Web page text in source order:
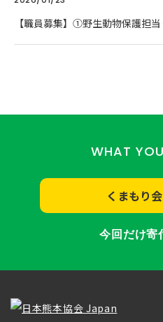
【職員募集】①野生動物保護担
WHAT
くまもり
今回だけ寄